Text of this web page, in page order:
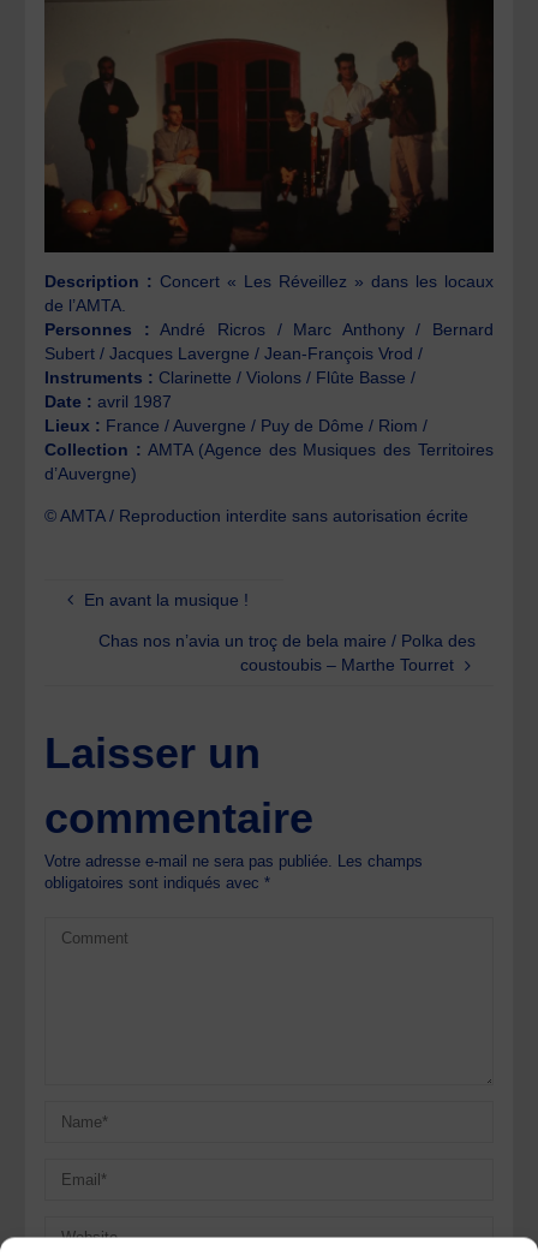
Description : Concert « Les Réveillez » dans les locaux
de l’AMTA.
Personnes : André Ricros / Marc Anthony / Bernard
Subert / Jacques Lavergne / Jean-François Vrod /
Instruments : Clarinette / Violons / Flûte Basse /
Date : avril 1987
Lieux : France / Auvergne / Puy de Dôme / Riom /
Collection : AMTA (Agence des Musiques des Territoires
d’Auvergne)
© AMTA / Reproduction interdite sans autorisation écrite
En avant la musique !
Chas nos n’avia un troç de bela maire / Polka des
coustoubis – Marthe Tourret
Laisser un
commentaire
Votre adresse e-mail ne sera pas publiée. Les champs
obligatoires sont indiqués avec*